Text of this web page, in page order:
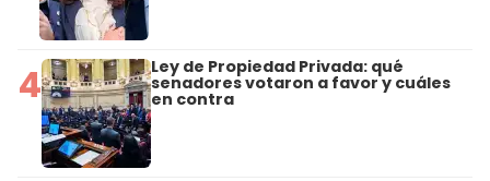
4 Ley de Propiedad Privada: qué
senadores votaron a favor y cuáles
en contra